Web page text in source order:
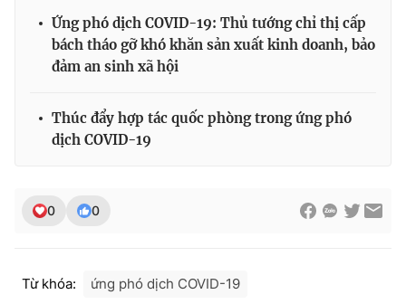
Giấy phép hoạt động báo in và báo điện tử số 483/GP-BTTTT
cấp ngày 29/12/2023
Ứng phó dịch COVID-19: Thủ tướng chỉ thị cấp
bách tháo gỡ khó khăn sản xuất kinh doanh, bảo
đảm an sinh xã hội
Thúc đẩy hợp tác quốc phòng trong ứng phó
dịch COVID-19
0 0
Từ khóa: ứng phó dịch COVID-19